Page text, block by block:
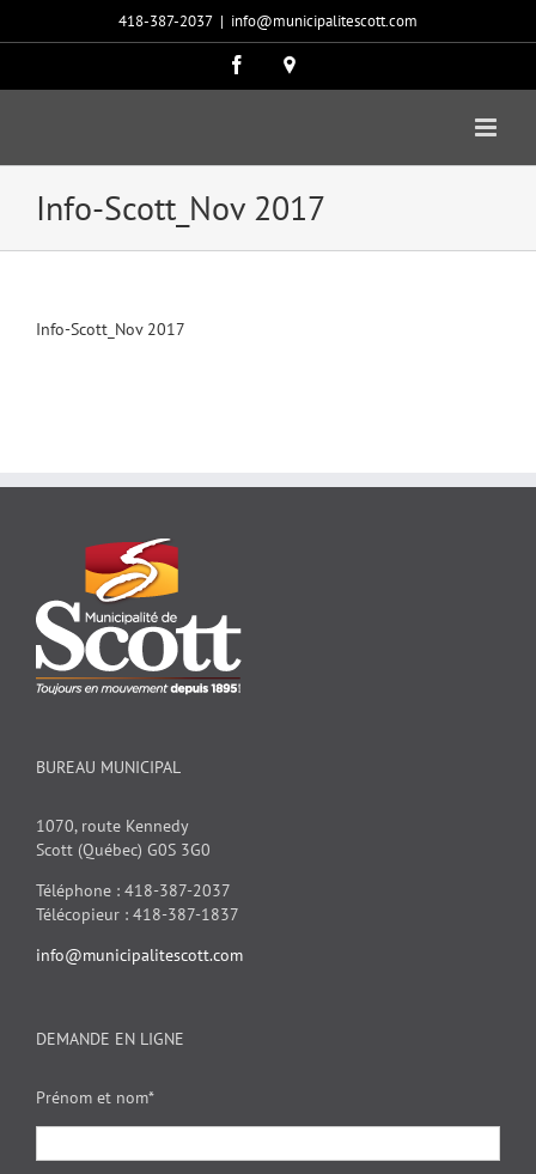
418-387-2037 | info@municipalitescott.com
Facebook
Carte
Info-Scott_Nov 2017
Info-Scott_Nov 2017
BUREAU MUNICIPAL
1070, route Kennedy
Scott (Québec) G0S 3G0
Téléphone : 418-387-2037
Télécopieur : 418-387-1837
info@municipalitescott.com
DEMANDE EN LIGNE
Prénom et nom*